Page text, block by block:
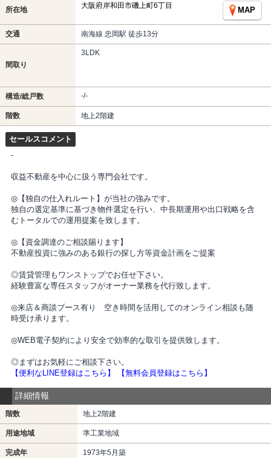
所在地 大阪府岸和田市磯上町6丁目
MAP
交通 南海線 忠岡駅 徒歩13分
間取り
3LDK
構造/総戸数 -/-
階数 地上2階建
セールスコメント
-
収益不動産を中心に扱う専門会社です。
◎【独自の仕入れルート】が当社の強みです。
独自の選定基準に基づき物件選定を行い、中長期運用や出口戦略を含
むトータルでの運用提案を致します。
◎【資金調達のご相談賜ります】
不動産投資に強みのある銀行の探し方等資金計画をご提案
◎賃貸管理もワンストップでお任せ下さい。
経験豊富な専任スタッフがオーナー業務を代行致します。
◎来店＆商談ブース有り 空き時間を活用してのオンライン相談も随
時受け承ります。
◎WEB電子契約により安全で効率的な取引を提供致します。
◎まずはお気軽にご相談下さい。
【便利なLINE登録はこちら】
【無料会員登録はこちら】
詳細情報
階数 地上2階建
用途地域 準工業地域
完成年 1973年5月築